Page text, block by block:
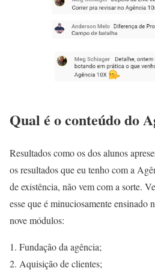
Qual é o conteúdo do
Resultados como os dos alunos
os resultados que eu tenho com a
de existência, não vem com a sorte.
esse que é minuciosamente
nove módulos:
Fundação da agência;
Aquisição de clientes;